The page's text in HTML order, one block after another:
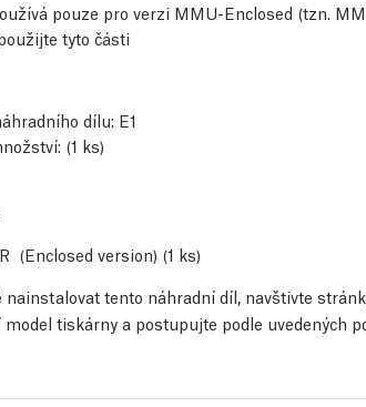
pouze pro verzi MMU-Enclosed (tzn.
tyto části
dílu: E1
(1 ks)
(Enclosed version) (1 ks)
tento náhradní díl, navštivte
tiskárny a postupujte podle uvedených